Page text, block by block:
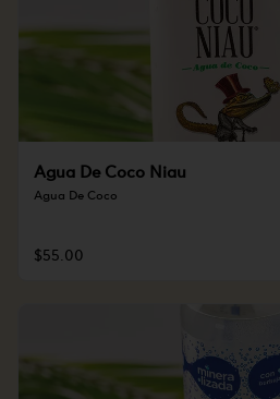
Agua De Coco Niau
Agua De Coco
$55.00